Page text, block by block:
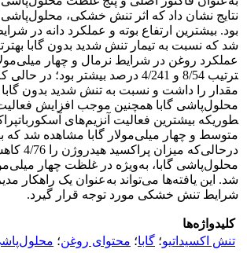
نتایج نشان داد که اثر تنش خشکی،
بود. بیشترین ارتفاع بوته و عملکرد دانه در
عملکرد روغن در شرایط نرمال و چهار
ترتیب 8/54 و 4/241 درصد بیشتر بود؛ در حالی که محتوای کلروفیل
محلول‌پاشی گابا همچنین موجب افزایش
طوری­که بیشترین فعالیت آنزیم‌های
محلول‌پاشی گابا، به‌ویژه در غلظت چهار
شد. این یافته‌ها می‌تواند به‌عنوان یک
شرایط تنش خشکی مورد توجه قرار گیرد.
کلیدواژه‌ها
تنش اکسیداتیو؛ گابا؛ محتوای روغن؛